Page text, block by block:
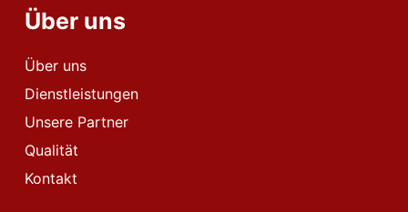
Über uns
Über uns
Dienstleistungen
Unsere Partner
Qualität
Kontakt